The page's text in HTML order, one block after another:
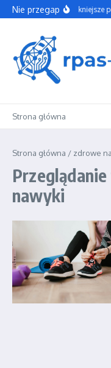
Przejdź do treści
Nie przegapNajpiękniejsze
Strona główna
Strona główna / zdrowe
nawyki